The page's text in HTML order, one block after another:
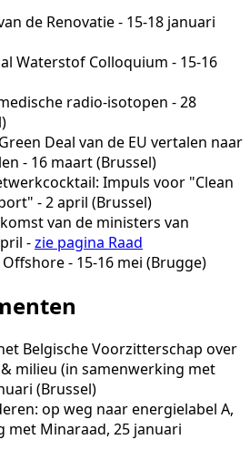
de Renovatie - 15-18 januari
Waterstof Colloquium - 15-16
radio-isotopen - 28
Deal van de EU vertalen naar
- 16 maart (Brussel)
Impuls voor "Clean
- 2 april (Brussel)
van de ministers van
-zie pagina Raad
- 15-16 mei (Brugge)
Belgische Voorzitterschap over
milieu (in samenwerking met
(Brussel)
op weg naar energielabel A,
met Minaraad, 25 januari